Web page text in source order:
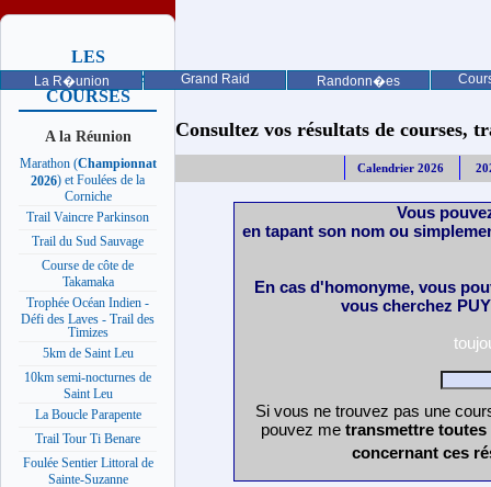
La R�union Grand Raid Randonn�es
LES
PROCHAINES
COURSES
A la Réunion
Marathon (Championnat
2026) et Foulées de la
Corniche
Trail Vaincre Parkinson
Trail du Sud Sauvage
Course de côte de
Takamaka
Trophée Océan Indien -
Défi des Laves - Trail des
Timizes
5km de Saint Leu
10km semi-nocturnes de
Saint Leu
La Boucle Parapente
Trail Tour Ti Benare
Foulée Sentier Littoral de
Sainte-Suzanne
Consultez vos résultats de courses,
Calendrier 2026
Vous
en tapant son nom ou
En cas d'homonyme, vous
vous cherchez
Si vous ne trouvez pas une
pouvez me transmettre
concernant ces